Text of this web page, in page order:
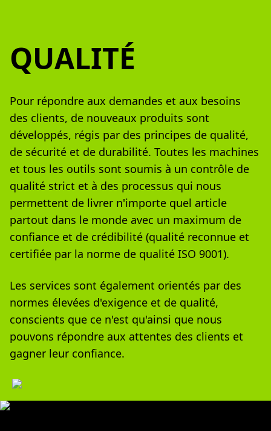
QUALITÉ
Pour répondre aux demandes et aux besoins
des clients, de nouveaux produits sont
développés, régis par des principes de qualité,
de sécurité et de durabilité. Toutes les machines
et tous les outils sont soumis à un contrôle de
qualité strict et à des processus qui nous
permettent de livrer n'importe quel article
partout dans le monde avec un maximum de
confiance et de crédibilité (qualité reconnue et
certifiée par la norme de qualité ISO 9001).
Les services sont également orientés par des
normes élevées d'exigence et de qualité,
conscients que ce n'est qu'ainsi que nous
pouvons répondre aux attentes des clients et
gagner leur confiance.